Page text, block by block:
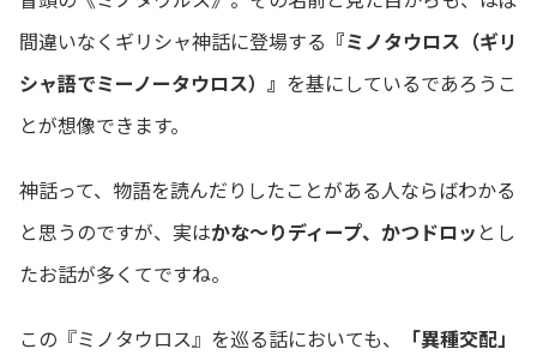
間違いなくギリシャ神話に登場する 『ミノタウロス（ギリ
シャ語でミーノータウロス）』 を基にしているであろうこ
とが想像できます。
神話って、物語を読んだりしたことがある人ならばわかる
と思うのですが、実はかな～りディープ、かつドロッ とし
たお話が多くてですね。
この『ミノタウロス』を巡る話においても、
「異種交配」